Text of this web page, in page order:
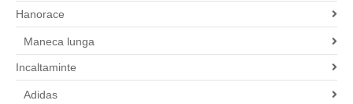
Hanorace
Maneca lunga
Incaltaminte
Adidas